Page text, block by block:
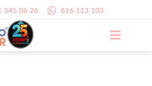
345 06 26 616 113 103